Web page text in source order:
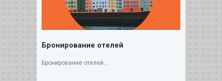
Бронирование отелей
Бронирование отелей...